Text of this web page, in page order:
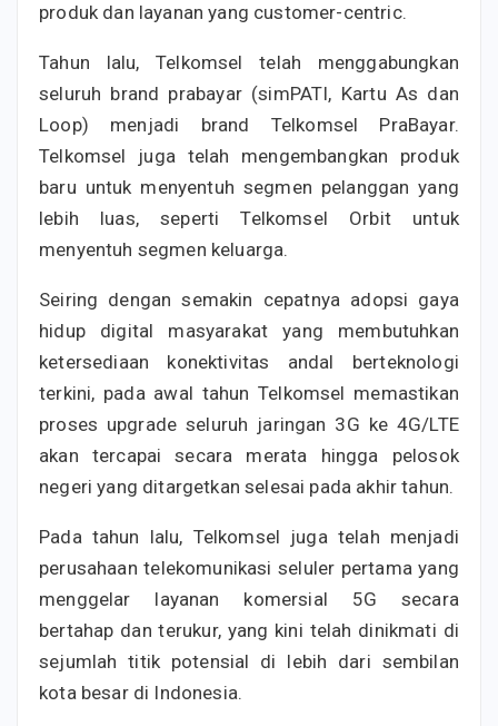
produk dan layanan yang customer-centric.
Tahun lalu, Telkomsel telah menggabungkan
seluruh brand prabayar (simPATI, Kartu As dan
Loop) menjadi brand Telkomsel PraBayar.
Telkomsel juga telah mengembangkan produk
baru untuk menyentuh segmen pelanggan yang
lebih luas, seperti Telkomsel Orbit untuk
menyentuh segmen keluarga.
Seiring dengan semakin cepatnya adopsi gaya
hidup digital masyarakat yang membutuhkan
ketersediaan konektivitas andal berteknologi
terkini, pada awal tahun Telkomsel memastikan
proses upgrade seluruh jaringan 3G ke 4G/LTE
akan tercapai secara merata hingga pelosok
negeri yang ditargetkan selesai pada akhir tahun.
Pada tahun lalu, Telkomsel juga telah menjadi
perusahaan telekomunikasi seluler pertama yang
menggelar layanan komersial 5G secara
bertahap dan terukur, yang kini telah dinikmati di
sejumlah titik potensial di lebih dari sembilan
kota besar di Indonesia.